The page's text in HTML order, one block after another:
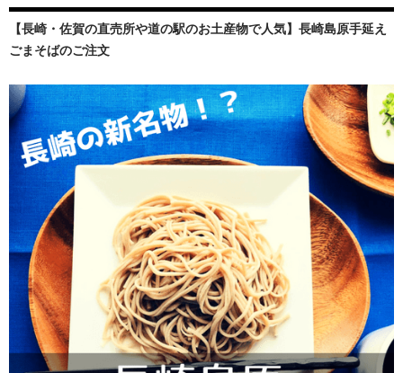
【長崎・佐賀の直売所や道の駅のお土産物で人気】長崎島原手延え
ごまそばのご注文